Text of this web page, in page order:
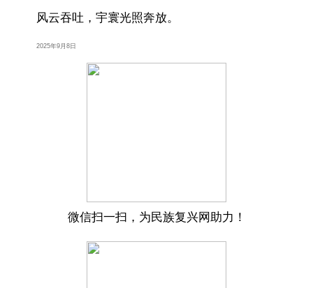
风云吞吐，宇寰光照奔放。
2025年9月8日
微信扫一扫，为民族复兴网助力！